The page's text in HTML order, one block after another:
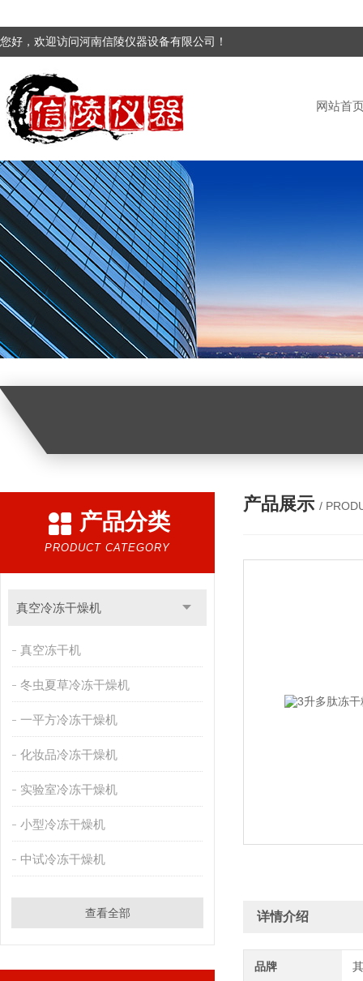
您好，欢迎访问河南信陵仪器设备有限公司！
网站首
产品分类
PRODUCT CATEGORY
真空冷冻干燥机
真空冻干机
冬虫夏草冷冻干燥机
一平方冷冻干燥机
化妆品冷冻干燥机
实验室冷冻干燥机
小型冷冻干燥机
中试冷冻干燥机
查看全部
产品展示 /
详情介绍
品牌